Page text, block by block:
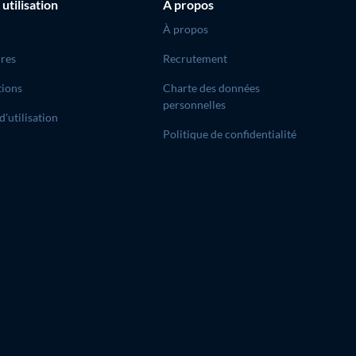
utilisation À propos
À propos
Recrutement
Charte des données
personnelles
Politique de confidentialité